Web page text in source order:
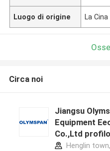
Luogo di origine La Cina
Circa noi
Jiangsu
Equipment
Co.,Ltd
produttore
Henglin